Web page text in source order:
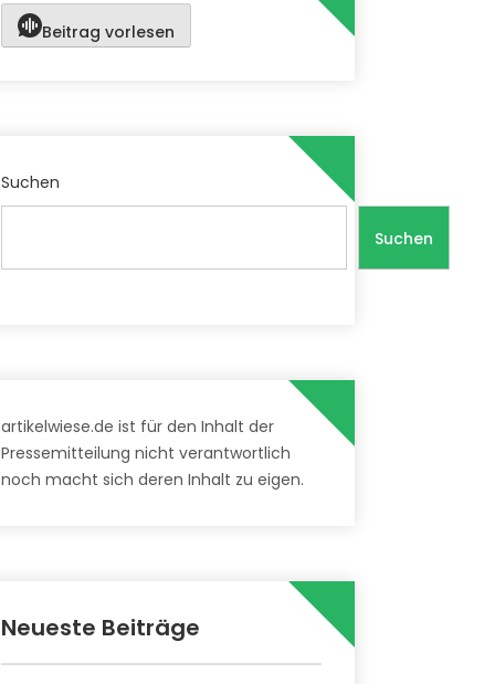
Beitrag vorlesen
Suchen
Suchen
artikelwiese.de ist für den Inhalt der
Pressemitteilung nicht verantwortlich
noch macht sich deren Inhalt zu eigen.
Neueste Beiträge